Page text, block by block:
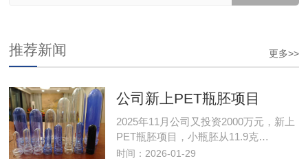
更多>>
推荐新闻
公司新上PET瓶胚项目
2025年11月公司又投资2000万元，新上
PET瓶胚项目，小瓶胚从11.9克…
时间：2026-01-29